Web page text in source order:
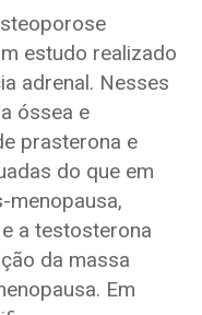
estudo realizado
adrenal. Nesses
óssea e
prasterona e
do que em
menopausa,
a testosterona
da massa
Em